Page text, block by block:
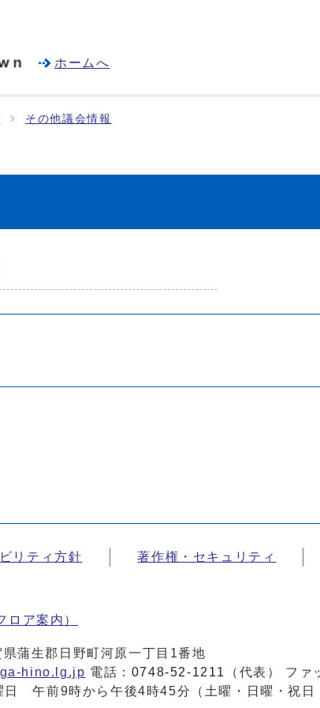
ホームへ
その他議会情報
リティ方針 著作権・セキュリティ
ロア案内）
蒲生郡日野町河原一丁目1番地
hino.lg.jp 電話： 0748-52-1211
（代表） フ
日 午前9時から午後4時45分（土曜・日曜・祝日